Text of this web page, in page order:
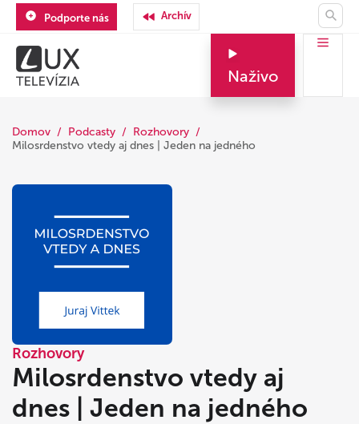
Podporte nás Archív
Naživo
Domov Podcasty
Rozhovory
Milosrdenstvo vtedy aj dnes | Jeden na jedného
Rozhovory
Milosrdenstvo vtedy aj
dnes | Jeden na jedného